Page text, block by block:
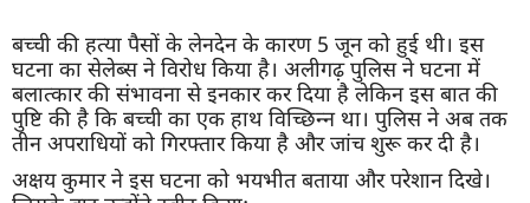
बच्ची की हत्या पैसों के लेनदेन के कारण 5 जून को हुई थी। इस
घटना का सेलेब्स ने विरोध किया है। अलीगढ़ पुलिस ने घटना में
बलात्कार की संभावना से इनकार कर दिया है लेकिन इस बात की
पुष्टि की है कि बच्ची का एक हाथ विच्छिन्न था। पुलिस ने अब तक
तीन अपराधियों को गिरफ्तार किया है और जांच शुरू कर दी है।
अक्षय कुमार ने इस घटना को भयभीत बताया और परेशान दिखे।